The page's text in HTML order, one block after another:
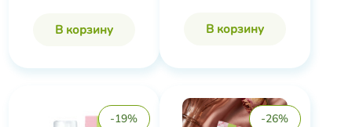
В корзину В корзину
-19% -26%